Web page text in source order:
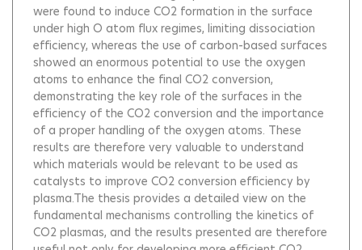
were found to induce CO2 formation in the surface
under high O atom flux regimes, limiting dissociation
efficiency, whereas the use of carbon-based surfaces
showed an enormous potential to use the oxygen
atoms to enhance the final CO2 conversion,
demonstrating the key role of the surfaces in the
efficiency of the CO2 conversion and the importance
of a proper handling of the oxygen atoms. These
results are therefore very valuable to understand
which materials would be relevant to be used as
catalysts to improve CO2 conversion efficiency by
plasma.The thesis provides a detailed view on the
fundamental mechanisms controlling the kinetics of
CO2 plasmas, and the results presented are therefore